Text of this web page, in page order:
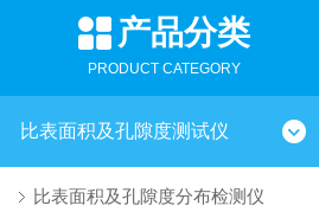
产品分类
PRODUCT CATEGORY
比表面积及孔隙度测试仪
比表面积及孔隙度分布检测仪